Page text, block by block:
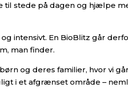
stede på dagen og hjælpe
intensivt. En BioBlitz går
man finder.
og deres familier, hvor vi
i et afgrænset område –